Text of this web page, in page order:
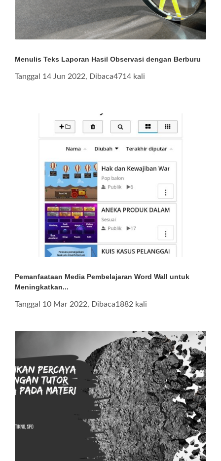
Menulis Teks Laporan Hasil Observasi dengan Berburu
Tanggal 14 Jun 2022, Dibaca4714 kali
Pemanfaataan Media Pembelajaran Word Wall untuk
Meningkatkan...
Tanggal 10 Mar 2022, Dibaca1882 kali